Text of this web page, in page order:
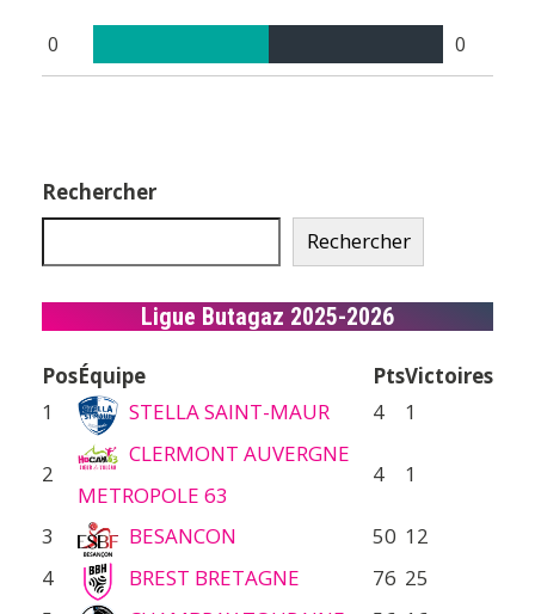
0 0
Rechercher
Rechercher
Ligue Butagaz 2025-2026
PosÉquipe PtsVictoires
1
STELLA SAINT-MAUR 4 1
2
CLERMONT AUVERGNE
METROPOLE 63
4 1
3 BESANCON 50 12
4
BREST BRETAGNE 76 25